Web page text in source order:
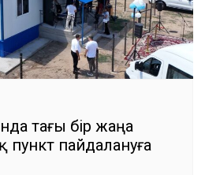
тағы бір жаңа
пункт пайдалануға